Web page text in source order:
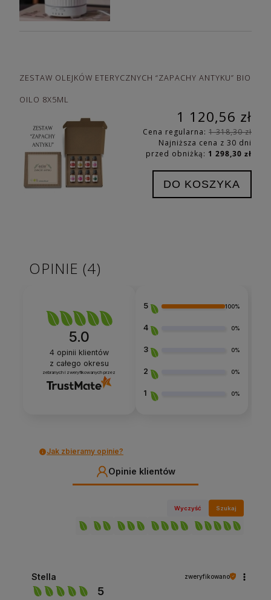
ZESTAW OLEJKÓW ETERYCZNYCH “ZAPACHY ANTYKU” BIO
OILO 8X5ML
1 120,56 zł
Cena regularna: 1 318,30 zł
Najniższa cena z 30 dni
przed obniżką: 1 298,30 zł
DO KOSZYKA
OPINIE (4)
5.0
4opinii klientów
z całego okresu
zebranych i zweryfikowanych przez
5 100%
4 0%
3 0%
2 0%
1 0%
Jak zbieramy opinie?
Opinie klientów
Wyczyść Szukaj
Stella zweryfikowano
5